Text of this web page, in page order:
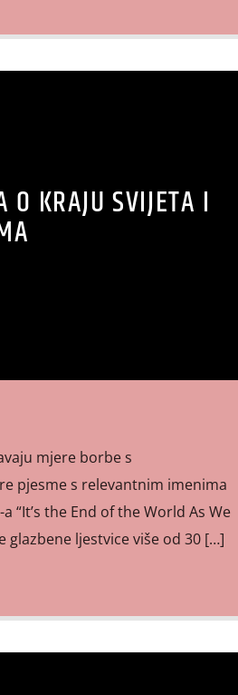
O KRAJU SVIJETA I
mjere borbe s
pjesme s relevantnim imenima
“It’s the End of the World As We
glazbene ljestvice više od 30 […]